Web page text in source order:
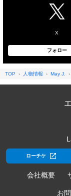
X
フォロー
TOP 人物情報 May J.
ローチケ
会社概要
お